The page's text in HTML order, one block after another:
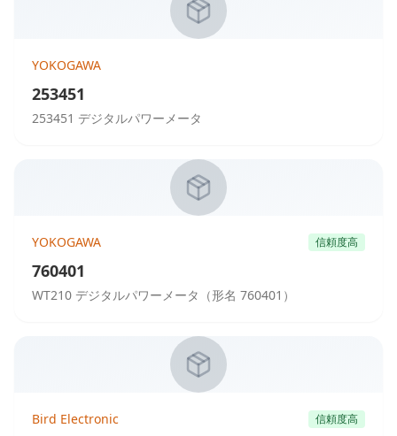
YOKOGAWA
253451
253451 デジタルパワーメータ
YOKOGAWA 信頼度高
760401
WT210 デジタルパワーメータ（形名 760401）
Bird Electronic 信頼度高